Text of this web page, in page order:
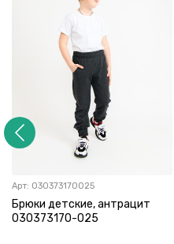
Арт: 030373170025
Брюки детские, антрацит
030373170-025